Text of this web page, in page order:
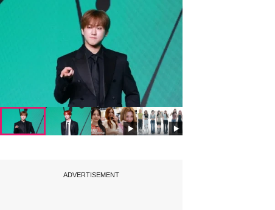
ADVERTISEMENT